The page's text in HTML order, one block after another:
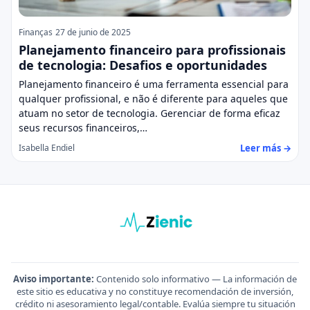
Finanças 27 de junio de 2025
Planejamento financeiro para profissionais
de tecnologia: Desafios e oportunidades
Planejamento financeiro é uma ferramenta essencial para
qualquer profissional, e não é diferente para aqueles que
atuam no setor de tecnologia. Gerenciar de forma eficaz
seus recursos financeiros,…
Isabella Endiel Leer más →
Aviso importante: Contenido solo informativo — La información de
este sitio es educativa y no constituye recomendación de inversión,
crédito ni asesoramiento legal/contable. Evalúa siempre tu situación